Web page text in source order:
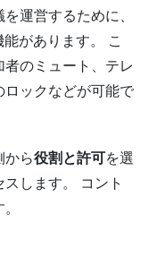
運営するために、
があります。 こ
のミュート、テレ
ロックなどが可能で
から役割と許可を選
します。 コント